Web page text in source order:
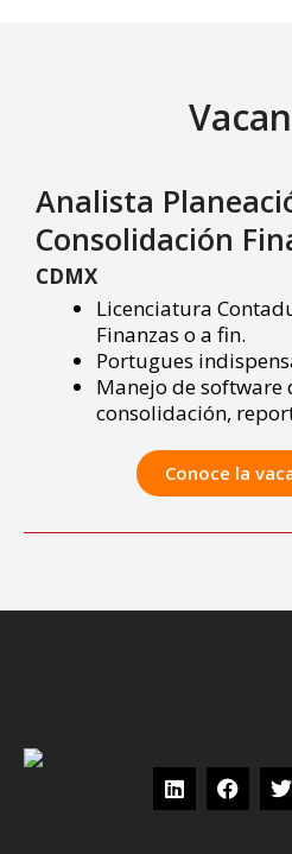
Analista
Consolidación
CDMX
Licenciatura
Finanzas o a fin.
Portugues
Manejo de software
consolidación,
Conoce la
L
i
F
a
T